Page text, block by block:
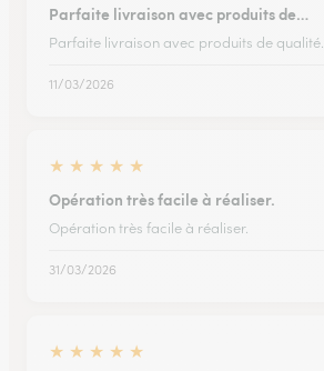
Parfaite livraison avec produits de…
Parfaite livraison avec produits de qualité.
11/03/2026
★ ★ ★ ★ ★
Opération très facile à réaliser.
Opération très facile à réaliser.
31/03/2026
★ ★ ★ ★ ★